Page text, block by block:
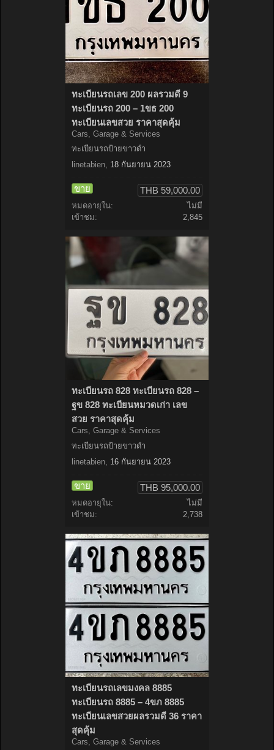
ทะเบียนรถเลข 200 ผลรวมดี 9
ทะเบียนรถ 200 – 1ขธ 200
ทะเบียนเลขสวย ราคาสุดคุ้ม
Cars, Garage & Services
ทะเบียนรถป้ายขาวดำ
linetabien, 18 กันยายน 2023
ขาย THB 59,000.00
หมดอายุใน:
ไม่มี
เข้าชม:
2,845
ทะเบียนรถ 828 ทะเบียนรถ 828 –
ฐข 828 ทะเบียนหมวดเก่า เลข
สวย ราคาสุดคุ้ม
Cars, Garage & Services
ทะเบียนรถป้ายขาวดำ
linetabien 16 กันยายน 2023
ขาย THB 95,000.00
หมดอายุใน:
ไม่มี
เข้าชม:
2,738
ทะเบียนรถเลขมงคล 8885
ทะเบียนรถ 8885 – 4ขภ 8885
ทะเบียนเลขสวยผลรวมดี 36 ราคา
สุดคุ้ม
Cars, Garage & Services